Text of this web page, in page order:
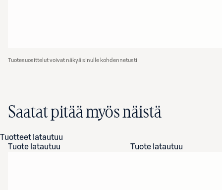
Tuotesuosittelut voivat näkyä sinulle kohdennetusti
Saatat pitää myös näistä
Tuotteet latautuu
Tuote latautuu
Tuote latautuu